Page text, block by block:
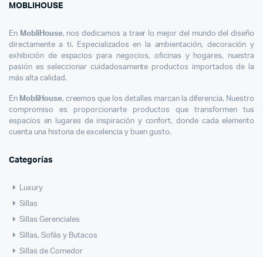
MOBLIHOUSE
En MobliHouse, nos dedicamos a traer lo mejor del mundo del diseño
directamente a ti. Especializados en la ambientación, decoración y
exhibición de espacios para negocios, oficinas y hogares, nuestra
pasión es seleccionar cuidadosamente productos importados de la
más alta calidad.
En MobliHouse, creemos que los detalles marcan la diferencia. Nuestro
compromiso es proporcionarte productos que transformen tus
espacios en lugares de inspiración y confort, donde cada elemento
cuenta una historia de excelencia y buen gusto.
Categorías
Luxury
Sillas
Sillas Gerenciales
Sillas, Sofás y Butacos
Sillas de Comedor